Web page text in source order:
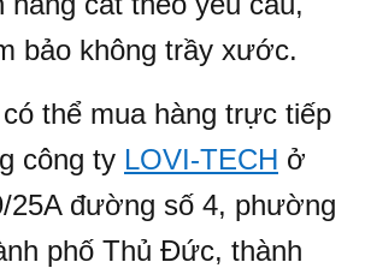
bảo không trầy xước.
thể mua hàng trực tiếp
công ty LOVI-TECH ở
25A đường số 4, phường
phố Thủ Đức, thành